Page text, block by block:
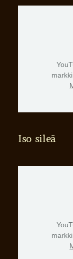
Iso sileä